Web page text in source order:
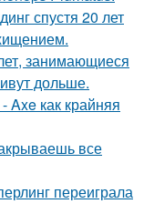
спустя 20 лет
занимающиеся
дольше.
Axe как крайняя
все
переиграла